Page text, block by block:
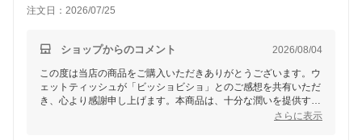
注文日：2026/07/25
ショップからのコメント 2026/08/04
この度は当店の商品をご購入いただきありがとうございます。ウ
ェットティッシュが「ビッショビショ」とのご感想を共有いただ
き、心より感謝申し上げます。本商品は、十分な潤いを提供する
仕様で設計されていますが、その点が過剰に感じられる場合もあ
さらに表示